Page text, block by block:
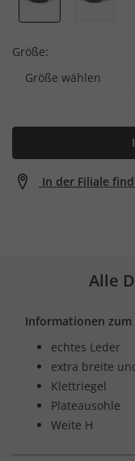
Größe:
Größe wählen
In der Filiale
Alle
Informationen
echtes Leder
extra breite
Klettriegel
Plateausohle
Weite H